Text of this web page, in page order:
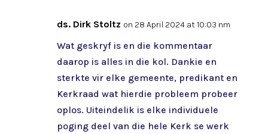
ds. Dirk Stoltz on 28 April 2024 at 10:03 nm
Wat geskryf is en die kommentaar
daarop is alles in die kol. Dankie en
sterkte vir elke gemeente, predikant en
Kerkraad wat hierdie probleem probeer
oplos. Uiteindelik is elke individuele
poging deel van die hele Kerk se werk